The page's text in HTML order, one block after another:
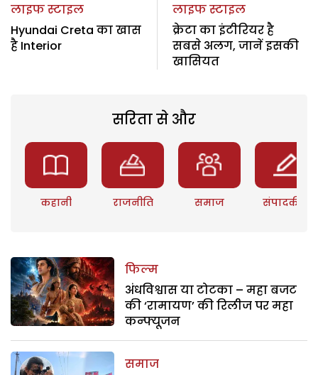
लाइफ स्टाइल
Hyundai Creta का खास
है Interior
लाइफ स्टाइल
क्रेटा का इंटीरियर है
सबसे अलग, जानें इसकी
खासियत
सरिता से और
कहानी राजनीति समाज संपादकीय
फिल्म
अंधविश्वास या टोटका – महा बजट
की ‘रामायण’ की रिलीज पर महा
कन्फ्यूजन
समाज